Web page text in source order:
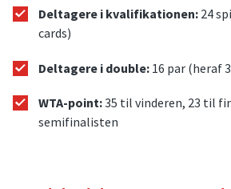
Deltagere i kvalifikationen: 24
cards)
Deltagere i double: 16 par (heraf
WTA-point:35 til vinderen, 23 til
semifinalisten